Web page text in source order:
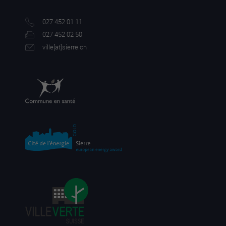
027 452 01 11
027 452 02 50
ville[at]sierre.ch